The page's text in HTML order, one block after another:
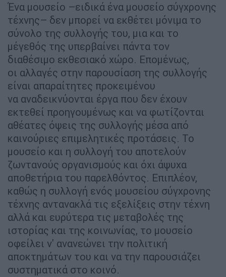
Ένα μουσείο –ειδικά ένα μουσείο σύγχρονης
τέχνης– δεν μπορεί να εκθέτει μόνιμα το
σύνολο της συλλογής του, μια και το
μέγεθός της υπερβαίνει πάντα τον
διαθέσιμο εκθεσιακό χώρο. Επομένως,
οι αλλαγές στην παρουσίαση της συλλογής
είναι απαραίτητες προκειμένου
να αναδεικνύονται έργα που δεν έχουν
εκτεθεί προηγουμένως και να φωτίζονται
αθέατες όψεις της συλλογής μέσα από
καινούριες επιμελητικές προτάσεις. Το
μουσείο και η συλλογή του αποτελούν
ζωντανούς οργανισμούς και όχι άψυχα
αποθετήρια του παρελθόντος. Επιπλέον,
καθώς η συλλογή ενός μουσείου σύγχρονης
τέχνης αντανακλά τις εξελίξεις στην τέχνη
αλλά και ευρύτερα τις μεταβολές της
ιστορίας και της κοινωνίας, το μουσείο
οφείλει ν' ανανεώνει την πολιτική
αποκτημάτων του και να την παρουσιάζει
συστηματικά στο κοινό.